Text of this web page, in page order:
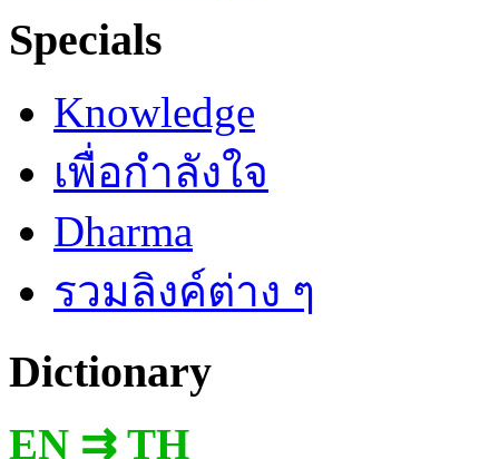
Specials
Knowledge
เพื่อกำลังใจ
Dharma
รวมลิงค์ต่าง ๆ
Dictionary
EN ⇉ TH